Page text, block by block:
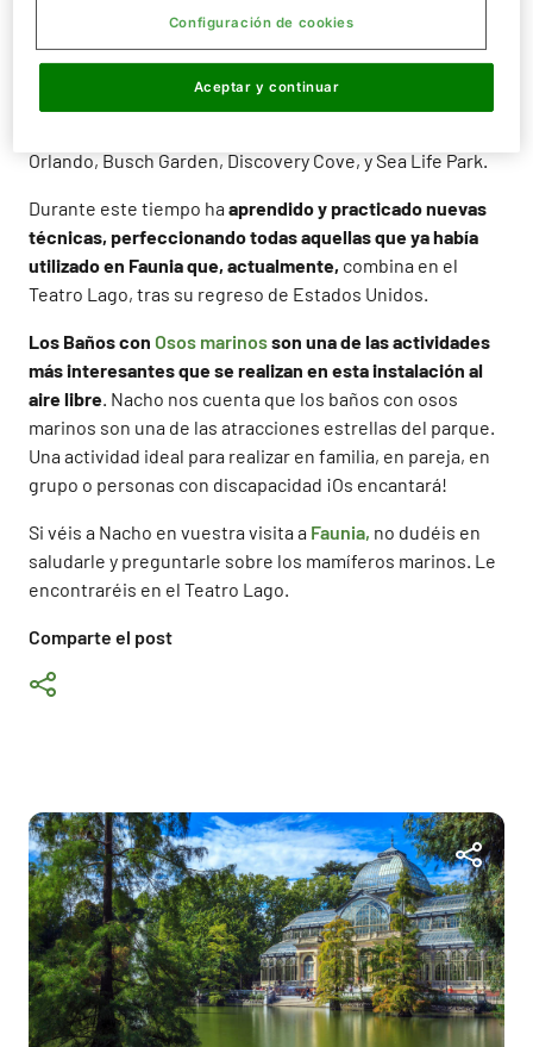
Comparte el post
Recién llegado deEstados Unidos, tras seis intensos
meses de formación profesional en otros parques,
aprender “in situ” de algunos de los parques más
Orlando, Busch Garden, Discovery Cove, y Sea Life Park.
Durante este tiempo haaprendido y practicado nuevas
técnicas, perfeccionando todas aquellas que ya había
utilizado en Faunia que, actualmente, combina en el
Teatro Lago, tras su regreso de Estados Unidos.
Los Baños con Osos marinosson una de las actividades
más interesantes que se realizan en esta instalación al
aire libre. Nacho nos cuenta que los baños con osos
marinos son una de las atracciones estrellas del parque.
Una actividad ideal para realizar en familia, en pareja, en
grupo o personas con discapacidad ¡Os encantará!
Si véis a Nacho en vuestra visita a Faunia, no dudéis en
saludarle y preguntarle sobre los mamíferos marinos. Le
encontraréis en el Teatro Lago.
Aceptar y continuar
Configuración de cookies